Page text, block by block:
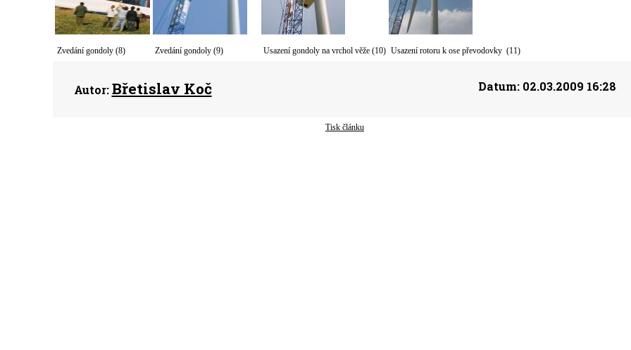
Zvedání gondoly (8) Zvedání gondoly (9) Usazení gondoly na vrchol věže (10) Usazení rotoru k ose převodovky (11)
Autor: Břetislav Koč Datum:02.03.2009 16:28
Tisk článku